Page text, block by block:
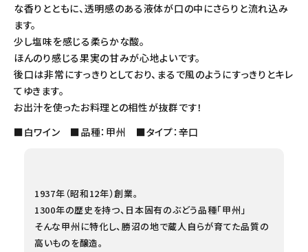
な香りとともに、透明感のある液体が口の中にさらりと流れ込み
ます。
少し塩味を感じる柔らかな酸。
ほんのり感じる果実の甘みが心地よいです。
後口は非常にすっきりとしており、まるで風のようにすっきりとキレ
てゆきます。
お出汁を使ったお料理との相性が抜群です！
■白ワイン ■品種：甲州 ■タイプ：辛口
1937年（昭和12年）創業。
1300年の歴史を持つ、日本固有のぶどう品種「甲州」
そんな甲州に特化し、勝沼の地で蔵人自らが育てた品質の
高いものを醸造。